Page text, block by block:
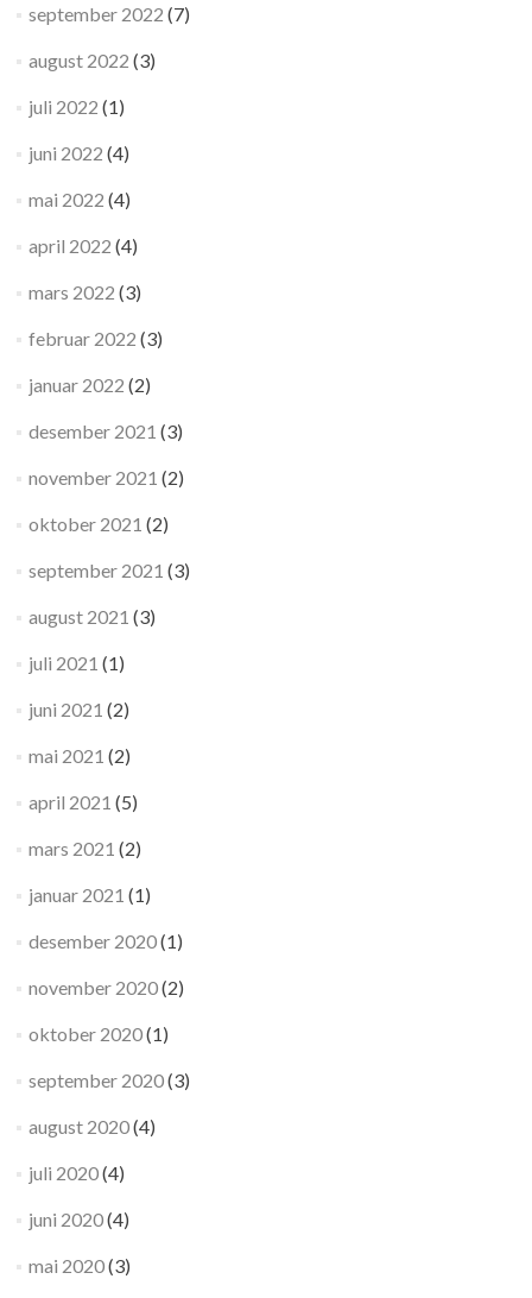
september 2022 (7)
august 2022 (3)
juli 2022 (1)
juni 2022 (4)
mai 2022 (4)
april 2022 (4)
mars 2022 (3)
februar 2022 (3)
januar 2022 (2)
desember 2021 (3)
november 2021 (2)
oktober 2021 (2)
september 2021 (3)
august 2021 (3)
juli 2021 (1)
juni 2021 (2)
mai 2021 (2)
april 2021 (5)
mars 2021 (2)
januar 2021 (1)
desember 2020(1)
november 2020(2)
oktober 2020(1)
september 2020(3)
august 2020(4)
juli 2020(4)
juni 2020(4)
mai 2020(3)